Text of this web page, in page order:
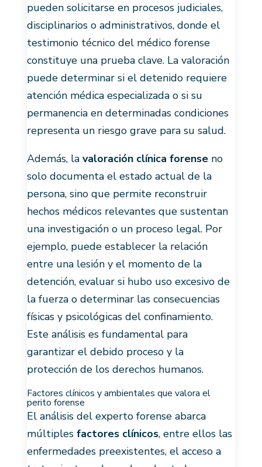
pueden solicitarse en procesos judiciales,
disciplinarios o administrativos, donde el
testimonio técnico del médico forense
constituye una prueba clave. La valoración
puede determinar si el detenido requiere
atención médica especializada o si su
permanencia en determinadas condiciones
representa un riesgo grave para su salud.
Además, la valoración clínica forenseno
solo documenta el estado actual de la
persona, sino que permite reconstruir
hechos médicos relevantes que sustentan
una investigación o un proceso legal. Por
ejemplo, puede establecer la relación
entre una lesión y el momento de la
detención, evaluar si hubo uso excesivo de
la fuerza o determinar las consecuencias
físicas y psicológicas del confinamiento.
Este análisis es fundamental para
garantizar el debido proceso y la
protección de los derechos humanos.
Factores clínicos y ambientales que valora el
perito forense
El análisis del experto forense abarca
múltiples factores clínicos, entre ellos las
enfermedades preexistentes, el acceso a